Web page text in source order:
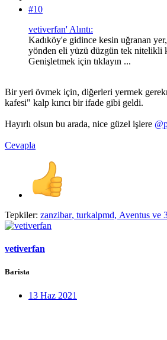
#10
vetiverfan' Alıntı:
Kadıköy'e gidince kesin uğranan
yönden eli yüzü düzgün tek nitelikli
Genişletmek için tıklayın ...
Bir yeri övmek için, diğerleri yermek
kafesi" kalp kırıcı bir ifade gibi geldi.
Hayırlı olsun bu arada, nice güzel işlere
Cevapla
Tepkiler: zanzibar, turkalpmd, Aventus ve
vetiverfan
Barista
13 Haz 2021